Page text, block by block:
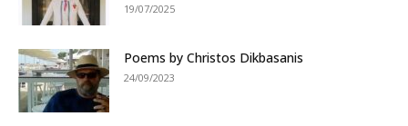
19/07/2025
Poems by Christos Dikbasanis
24/09/2023